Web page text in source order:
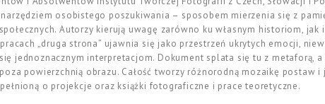
osobistego poszukiwania – sposobem mierzenia się z
Autorzy kierują uwagę zarówno ku własnym historiom, jak
„druga strona” ujawnia się jako przestrzeń ukrytych emocji,
jednoznacznym interpretacjom. Dokument splata się tu z metaforą,
powierzchnią obrazu. Całość tworzy różnorodną mozaikę postaw i
o projekcje oraz książki fotograficzne i prace teoretyczne.